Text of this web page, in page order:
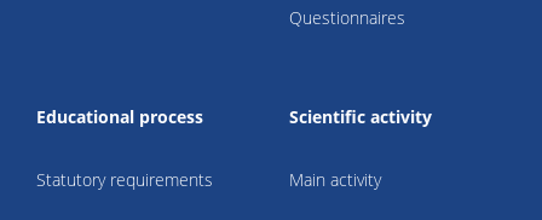
Questionnaires
Educational process
Statutory requirements
Scientific activity
Main activity